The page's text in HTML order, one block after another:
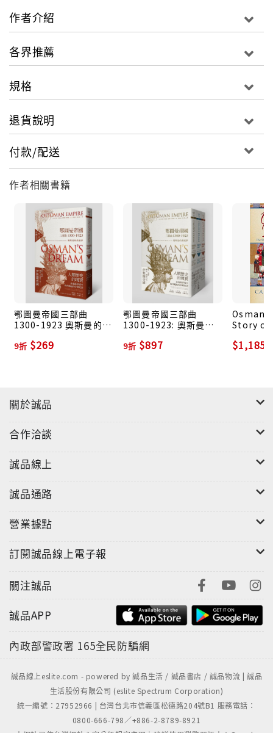
度七個世紀，國祚超過六百年。
歷史舞台的角落。目前人們對鄂圖曼帝國的認知，往往
綜複雜的戰爭時，在戰火煎熬中寫就所見所聞，充滿歧
視和反感的大量陳舊資料――片段的「節錄」被不斷地
重複運用和反覆播放，似乎已然代表這個古老帝國的整
個歷史。
舊有的龐雜史料被視為應予藐視的禁忌「黑洞」，不僅
受到其繼承者「土耳其共和國」在建國初期的刻意塗抹
與渲染，更透過政治力量的介入，有計畫地刪除帶有阿
族歷史的能力與權利。
沒有人能全觀那個偉大帝國怎麼成形的，又是如何殞落
的。游牧根源的足智多謀及帝國世界觀曾征服了拜占庭
帝國，卻又在十九世紀不敵現代化歐洲國家的衝擊，漸
趨沒落，最終於第一次世界大戰中敗於協約國之手而分
裂。直至今日，伊斯蘭世界與歐美強權之間纏鬥不休的
風雨恩仇仍重複上演，看似無解的歷史難題，或許到了
該重新檢視成因脈絡的時刻。
《鄂圖曼帝國三部曲1300-1923：奧斯曼的黃粱夢》是
事。
耳其、阿拉伯、波斯及匈牙利等多種語言，為撰寫本書
量珍貴史料，在巨大的歷史迷宮中理出經緯，以精巧工
的就是提供現代讀者一本最新考證的完整鄂圖曼帝國
史。
在此邀請任何希望瞭解現代世界全貌的讀者，一起遊歷
這場「奧斯曼的黃粱夢」。
作者介紹
各界推薦
規格
退貨說明
付款/配送
作者相關書籍
鄂圖曼帝國三部曲
1300-1923 奧斯曼的黃
9折 $269
鄂圖曼帝國三部曲
1300-1923: 奧斯曼的
9折 $897
Story of
1300-
$1,185
關於誠品
合作洽談
誠品線上
誠品通路
營業據點
訂閱誠品線上電子報
關注誠品
誠品APP
內政部警政署 165全民防騙網
誠品線上eslite.com - powered by 誠品生活 / 誠品書店 / 誠品物流 | 誠品
生活股份有限公司 (eslite Spectrum Corporation)
統一編號：27952966 | 台灣台北市信義區松德路204號B1 服務電話：
0800-666-798／+886-2-8789-8921